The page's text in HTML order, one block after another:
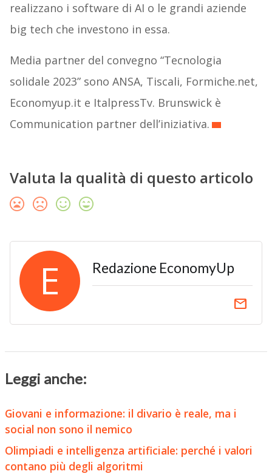
realizzano i software di AI o le grandi aziende
big tech che investono in essa.
Media partner del convegno “Tecnologia
solidale 2023” sono ANSA, Tiscali, Formiche.net,
Economyup.it e ItalpressTv. Brunswick è
Communication partner dell’iniziativa.
Valuta la qualità di questo articolo
E Redazione EconomyUp
email
Leggi anche:
Giovani e informazione: il divario è reale, ma i
social non sono il nemico
Olimpiadi e intelligenza artificiale: perché i valori
contano più degli algoritmi